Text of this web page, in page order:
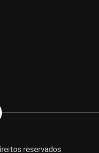
reservados